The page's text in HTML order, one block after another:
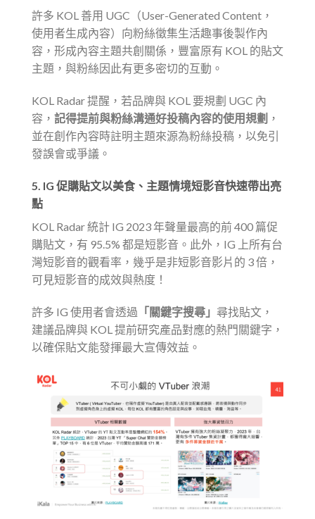
許多 KOL 善用 UGC（User-Generated Content，
使用者生成內容）向粉絲徵集生活趣事後製作內
容，形成內容主題共創關係，豐富原有 KOL 的貼文
主題，與粉絲因此有更多密切的互動。
KOL Radar 提醒，若品牌與 KOL 要規劃 UGC 內
容， 記得提前與粉絲溝通好投稿內容的使用規劃 ，
並在創作內容時註明主題來源為粉絲投稿，以免引
發誤會或爭議。
5. IG 促購貼文以美食、主題情境短影音快速帶出亮
點
KOL Radar 統計 IG 2023 年聲量最高的前 400 篇促
購貼文，有 95.5% 都是短影音。此外，IG 上所有台
灣短影音的觀看率，幾乎是非短影音影片的 3 倍，
可見短影音的成效與熱度！
許多 IG 使用者會透過 「關鍵字搜尋」 尋找貼文，
建議品牌與 KOL 提前研究產品對應的熱門關鍵字，
以確保貼文能發揮最大宣傳效益。